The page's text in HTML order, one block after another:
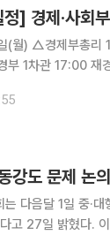
정] 경제·사
부 1차관 17:00 재
가결산 결과 △아
는 다음달 1일 중·
고 27일 밝혔다.